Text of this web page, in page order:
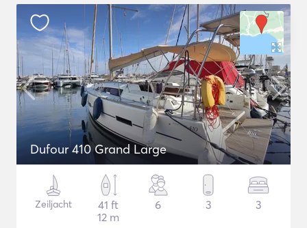
Dufour 410 Grand Large
Zeiljacht
41 ft
12 m
6 3 3